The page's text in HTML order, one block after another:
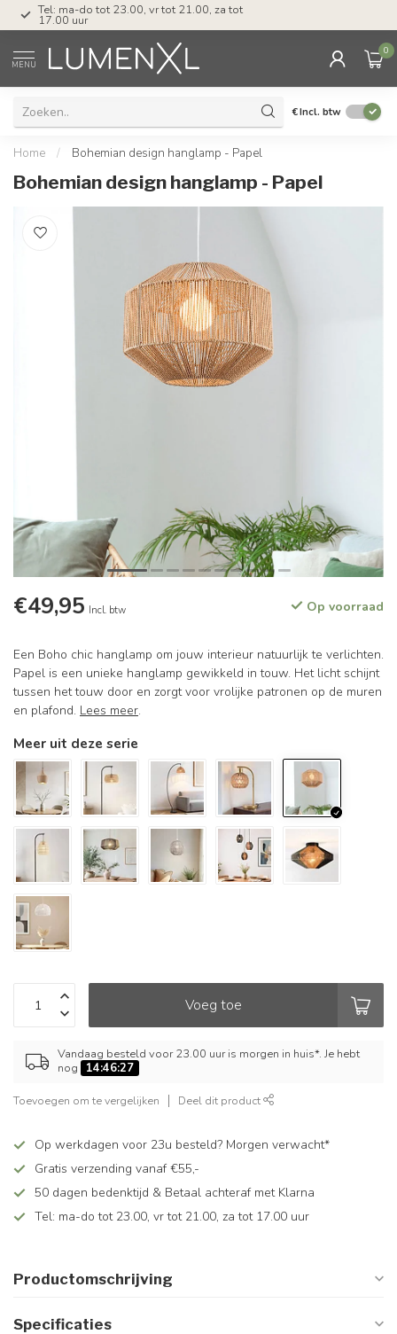
Tel: ma-do tot 23.00, vr tot 21.00, za tot
17.00 uur
MENU
0
€Incl. btw
Home / Bohemian design hanglamp - Papel
Bohemian design hanglamp - Papel
€49,95 Incl. btw Op voorraad
Een Boho chic hanglamp om jouw interieur natuurlijk te verlichten.
Papel is een unieke hanglamp gewikkeld in touw. Het licht schijnt
tussen het touw door en zorgt voor vrolijke patronen op de muren
en plafond. Lees meer.
Meer uit deze serie
Voeg toe
Vandaag besteld voor 23.00 uur is morgen in huis*. Je hebt
nog
14:46:27
Toevoegen om te vergelijken Deel dit product
Op werkdagen voor 23u besteld? Morgen verwacht*
Gratis verzending vanaf €55,-
50 dagen bedenktijd & Betaal achteraf met Klarna
Tel: ma-do tot 23.00, vr tot 21.00, za tot 17.00 uur
Productomschrijving
Specificaties